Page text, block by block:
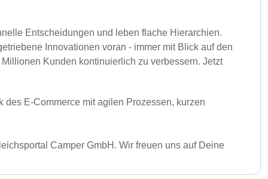
Entscheidungen und leben flache Hierarchien.
Innovationen voran - immer mit Blick auf den
Kunden kontinuierlich zu verbessern. Jetzt
E-Commerce mit agilen Prozessen, kurzen
Camper GmbH. Wir freuen uns auf Deine